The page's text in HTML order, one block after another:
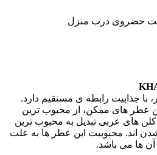
حضروی درب منزل
جذابیت رابطه ی مستقیم دارد.
عطر های ممکن، از محبوب ترین
های عربی تبدیل به محبوب ترین
اند. محبوبیت این عطر ها به علت
ها می باشد.